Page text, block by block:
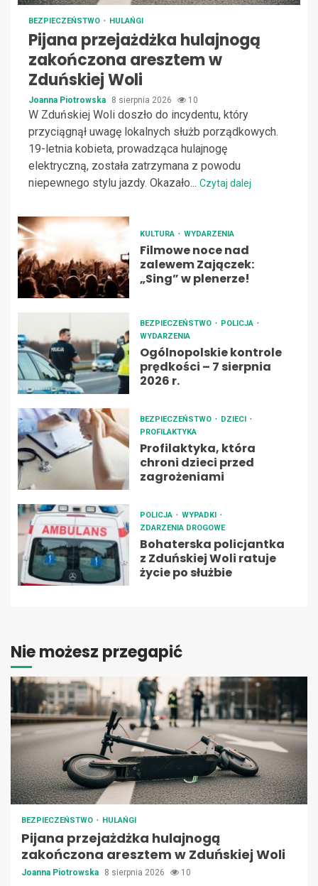
BEZPIECZEŃSTWO HULAŃGI
Pijana przejażdżka hulajnogą
zakończona aresztem w
Zduńskiej Woli
Joanna Piotrowska 8 sierpnia 2026 10
W Zduńskiej Woli doszło do incydentu, który
przyciągnął uwagę lokalnych służb porządkowych.
19-letnia kobieta, prowadząca hulajnogę
elektryczną, została zatrzymana z powodu
niepewnego stylu jazdy. Okazało... Czytaj dalej
KULTURA WYDARZENIA
Filmowe noce nad
zalewem Zajączek:
„Sing” w plenerze!
BEZPIECZEŃSTWO
POLICJA
WYDARZENIA
Ogólnopolskie kontrole
prędkości – 7 sierpnia
2026 r.
BEZPIECZEŃSTWO
DZIECI
PROFILAKTYKA
Profilaktyka, która
chroni dzieci przed
zagrożeniami
POLICJA
WYPADKI
ZDARZENIA DROGOWE
Bohaterska policjantka
z Zduńskiej Woli ratuje
życie po służbie
Nie możesz przegapić
BEZPIECZEŃSTWO HULAŃGI
Pijana przejażdżka hulajnogą
zakończona aresztem w Zduńskiej Woli
Joanna Piotrowska 8 sierpnia 2026 10